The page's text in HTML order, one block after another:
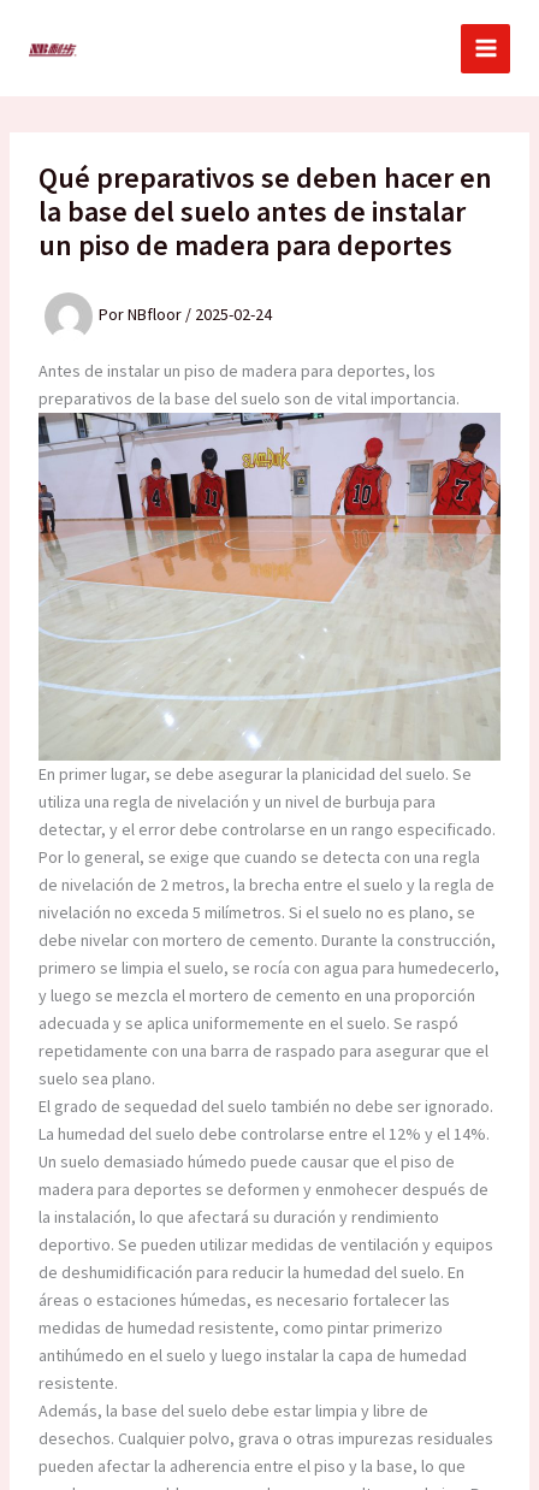
Qué preparativos se deben hacer en
la base del suelo antes de instalar
un piso de madera para deportes
PorNBfloor / 2025-02-24
Antes de instalar un piso de madera para deportes, los
preparativos de la base del suelo son de vital importancia.
En primer lugar, se debe asegurar la planicidad del suelo. Se
utiliza una regla de nivelación y un nivel de burbuja para
detectar, y el error debe controlarse en un rango especificado.
Por lo general, se exige que cuando se detecta con una regla
de nivelación de 2 metros, la brecha entre el suelo y la regla de
nivelación no exceda 5 milímetros. Si el suelo no es plano, se
debe nivelar con mortero de cemento. Durante la construcción,
primero se limpia el suelo, se rocía con agua para humedecerlo,
y luego se mezcla el mortero de cemento en una proporción
adecuada y se aplica uniformemente en el suelo. Se raspó
repetidamente con una barra de raspado para asegurar que el
suelo sea plano.
El grado de sequedad del suelo también no debe ser ignorado.
La humedad del suelo debe controlarse entre el 12% y el 14%.
Un suelo demasiado húmedo puede causar que el piso de
madera para deportes se deformen y enmohecer después de
la instalación, lo que afectará su duración y rendimiento
deportivo. Se pueden utilizar medidas de ventilación y equipos
de deshumidificación para reducir la humedad del suelo. En
áreas o estaciones húmedas, es necesario fortalecer las
medidas de humedad resistente, como pintar primerizo
antihúmedo en el suelo y luego instalar la capa de humedad
resistente.
Además, la base del suelo debe estar limpia y libre de
desechos. Cualquier polvo, grava o otras impurezas residuales
pueden afectar la adherencia entre el piso y la base, lo que